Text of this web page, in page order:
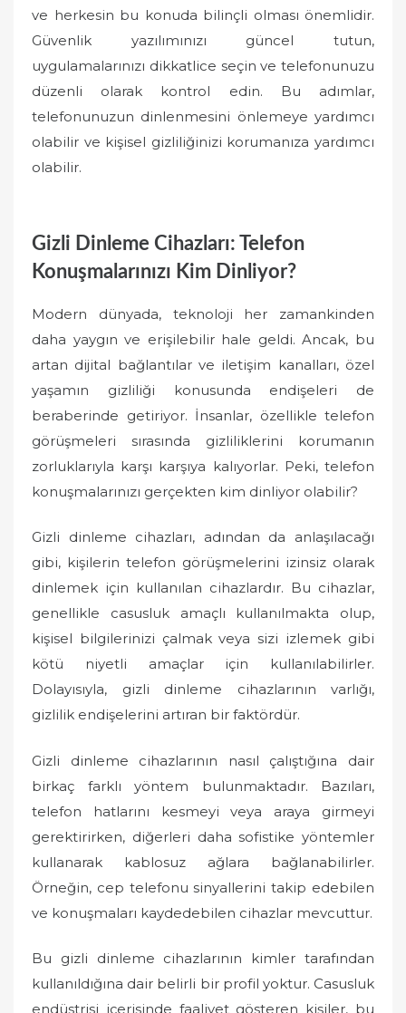
ve herkesin bu konuda bilinçli olması önemlidir.
Güvenlik yazılımınızı güncel tutun,
uygulamalarınızı dikkatlice seçin ve telefonunuzu
düzenli olarak kontrol edin. Bu adımlar,
telefonunuzun dinlenmesini önlemeye yardımcı
olabilir ve kişisel gizliliğinizi korumanıza yardımcı
olabilir.
Gizli Dinleme Cihazları: Telefon
Konuşmalarınızı Kim Dinliyor?
Modern dünyada, teknoloji her zamankinden
daha yaygın ve erişilebilir hale geldi. Ancak, bu
artan dijital bağlantılar ve iletişim kanalları, özel
yaşamın gizliliği konusunda endişeleri de
beraberinde getiriyor. İnsanlar, özellikle telefon
görüşmeleri sırasında gizliliklerini korumanın
zorluklarıyla karşı karşıya kalıyorlar. Peki, telefon
konuşmalarınızı gerçekten kim dinliyor olabilir?
Gizli dinleme cihazları, adından da anlaşılacağı
gibi, kişilerin telefon görüşmelerini izinsiz olarak
dinlemek için kullanılan cihazlardır. Bu cihazlar,
genellikle casusluk amaçlı kullanılmakta olup,
kişisel bilgilerinizi çalmak veya sizi izlemek gibi
kötü niyetli amaçlar için kullanılabilirler.
Dolayısıyla, gizli dinleme cihazlarının varlığı,
gizlilik endişelerini artıran bir faktördür.
Gizli dinleme cihazlarının nasıl çalıştığına dair
birkaç farklı yöntem bulunmaktadır. Bazıları,
telefon hatlarını kesmeyi veya araya girmeyi
gerektirirken, diğerleri daha sofistike yöntemler
kullanarak kablosuz ağlara bağlanabilirler.
Örneğin, cep telefonu sinyallerini takip edebilen
ve konuşmaları kaydedebilen cihazlar mevcuttur.
Bu gizli dinleme cihazlarının kimler tarafından
kullanıldığına dair belirli bir profil yoktur. Casusluk
endüstrisi içerisinde faaliyet gösteren kişiler, bu